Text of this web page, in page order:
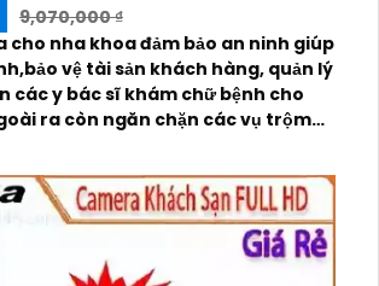
9,070,000 ₫
cho nha khoa đảm bảo an ninh giúp
vệ tài sản khách hàng, quản lý
các y bác sĩ khám chữ bệnh cho
ra còn ngăn chặn các vụ trộm